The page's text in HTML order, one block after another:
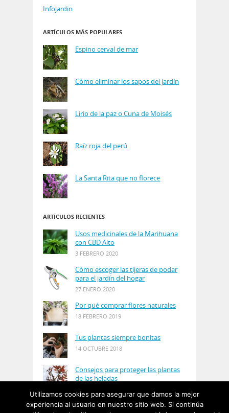
Infojardin
ARTÍCULOS MÁS POPULARES
Espino cerval de mar
Cómo eliminar los sapos del jardín
Lirio de la paz o Cuna de Moisés
Raíz roja del perú
La Santa Rita que no florece
ARTÍCULOS RECIENTES
Usos medicinales de la Marihuana
con CBD Alto
3 FEBRERO 2020
Cómo escoger las tijeras de podar
para el jardín del hogar
27 ENERO 2020
Por qué comprar flores naturales
18 FEBRERO 2019
Tus plantas siempre bonitas
14 OCTUBRE 2018
Consejos para proteger las plantas
de las heladas
Utilizamos cookies para asegurar que damos la mejor
experiencia al usuario en nuestro sitio web. Si continúa